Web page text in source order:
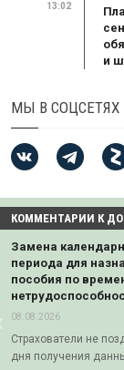
13:02
и
МЫ В СОЦСЕТЯХ
КОММЕНТАРИИ К
Замена
периода для
пособия по
08.08.2026
Страхователи не
дня получения